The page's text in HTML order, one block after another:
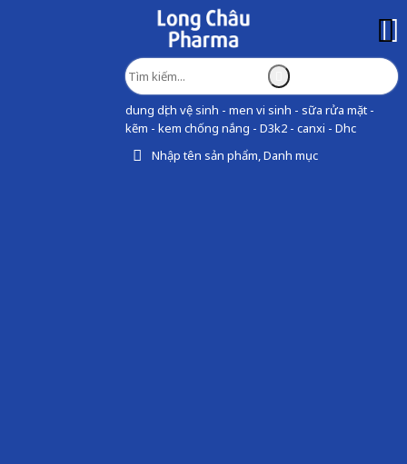
dung dịch vệ sinh - men vi sinh - sữa rửa mặt -
kẽm - kem chống nắng - D3k2 - canxi - Dhc
Nhập tên sản phẩm, Danh mục